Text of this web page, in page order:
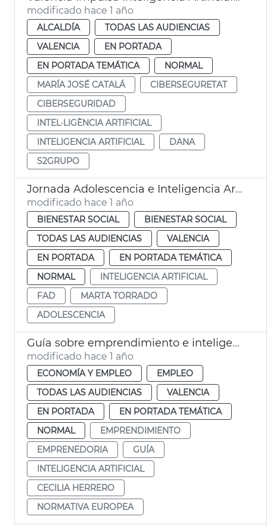
modificado hace 1 año
ALCALDÍA
TODAS LAS AUDIENCIAS
VALENCIA
EN PORTADA
EN PORTADA TEMÁTICA
NORMAL
MARÍA JOSÉ CATALÁ
CIBERSEGURETAT
CIBERSEGURIDAD
INTEL·LIGÈNCIA ARTIFICIAL
INTELIGENCIA ARTIFICIAL
DANA
S2GRUPO
Jornada Adolescencia e Inteligencia Artificial
modificado hace 1 año
BIENESTAR SOCIAL
BIENESTAR SOCIAL
TODAS LAS AUDIENCIAS
VALENCIA
EN PORTADA
EN PORTADA TEMÁTICA
NORMAL
INTELIGENCIA ARTIFICIAL
FAD
MARTA TORRADO
ADOLESCENCIA
Guía sobre emprendimiento e inteligencia artificial
modificado hace 1 año
ECONOMÍA Y EMPLEO
EMPLEO
TODAS LAS AUDIENCIAS
VALENCIA
EN PORTADA
EN PORTADA TEMÁTICA
NORMAL
EMPRENDIMIENTO
EMPRENEDORIA
GUÍA
INTELIGENCIA ARTIFICIAL
CECILIA HERRERO
NORMATIVA EUROPEA